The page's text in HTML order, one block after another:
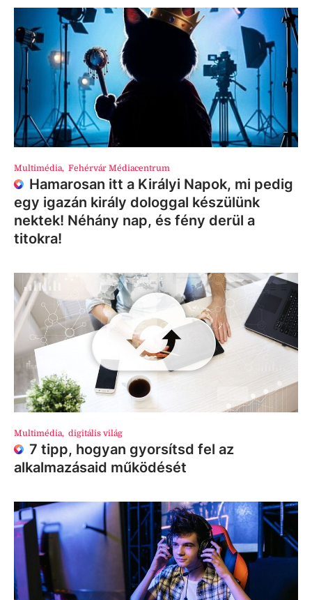
Multimédia, Fehérvár Médiacentrum
Hamarosan itt a Királyi Napok, mi pedig
egy igazán király dologgal készülünk
nektek! Néhány nap, és fény derül a
titokra!
Multimédia, digitális világ
7 tipp, hogyan gyorsítsd fel az
alkalmazásaid működését